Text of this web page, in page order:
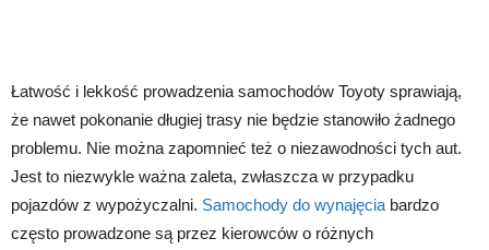
Łatwość i lekkość prowadzenia samochodów Toyoty sprawiają,
że nawet pokonanie długiej trasy nie będzie stanowiło żadnego
problemu. Nie można zapomnieć też o niezawodności tych aut.
Jest to niezwykle ważna zaleta, zwłaszcza w przypadku
pojazdów z wypożyczalni. Samochody do wynajęcia bardzo
często prowadzone są przez kierowców o różnych